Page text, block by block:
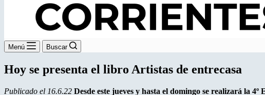
Menú Buscar
Hoy se presenta el libro Artistas de entrecasa
Publicado el 16.6.22 Desde este jueves y hasta el domingo se realizará la